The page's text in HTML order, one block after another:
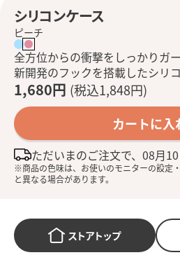
シリコンケース
ピーチ
全方位からの衝撃をしっかりガ
新開発のフックを搭載したシリ
1,680円 (税込1,848円)
カートに入
ただいまのご注文で、08月
※商品の色味は、お使いのモニターの設定
と異なる場合があります。
ストアトップ